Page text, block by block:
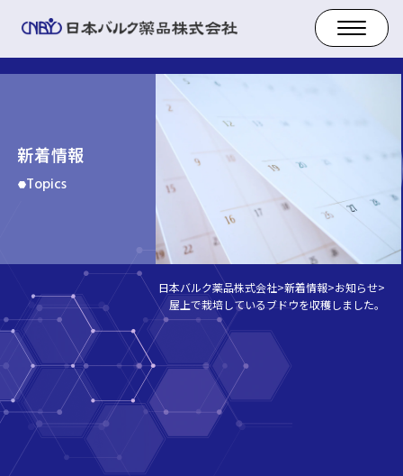
新着情報
Topics
日本バルク薬品株式会社>新着情報>お知らせ>
屋上で栽培しているブドウを収穫しました。